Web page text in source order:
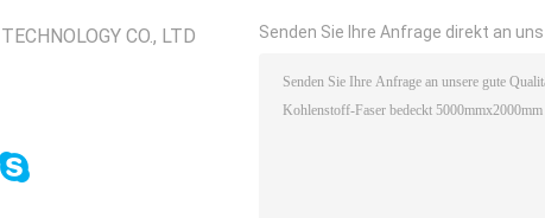
CO., LTD Senden Sie Ihre Anfrage direkt an uns